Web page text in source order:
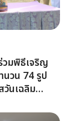
วมพิธีเจริญ
วน 74 รูป
วันเฉลิม